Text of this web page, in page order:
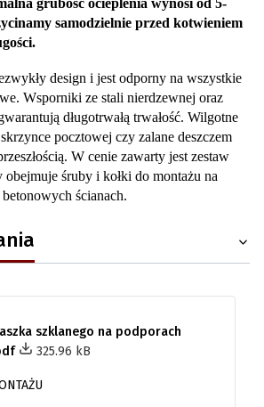
grubość ocieplenia wynosi od 5-
samodzielnie przed kotwieniem
design i jest odporny na wszystkie
Wsporniki ze stali nierdzewnej oraz
długotrwałą trwałość. Wilgotne
pocztowej czy zalane deszczem
W cenie zawarty jest zestaw
śruby i kołki do montażu na
betonowych ścianach.
szklanego na podporach
325.96 kB